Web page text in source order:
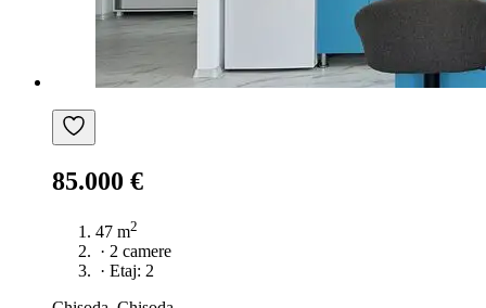
85.000 €
47 m2
· 2 camere
· Etaj: 2